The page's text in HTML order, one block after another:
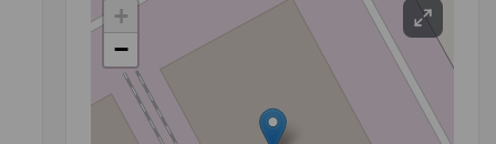
+
−